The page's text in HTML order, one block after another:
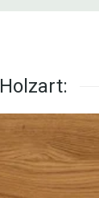
Holzart: